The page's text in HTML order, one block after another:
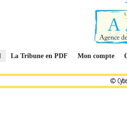
La Tribune en PDF Mon compte
©